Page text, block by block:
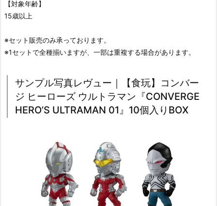
【対象年齢】
15歳以上
※セット販売のみ承っております。
※1セットで全種揃いますが、一部は重複する場合があります。
サンプル写真レヴュー｜【食玩】コンバー
ジ ヒーローズ ウルトラマン『CONVERGE
HERO’S ULTRAMAN 01』10個入りBOX